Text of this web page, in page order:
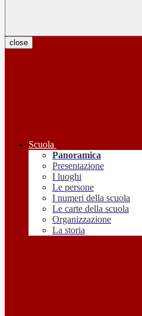
close
Scuola
Panoramica
Presentazione
I luoghi
Le persone
I numeri della scuola
Le carte della scuola
Organizzazione
La storia